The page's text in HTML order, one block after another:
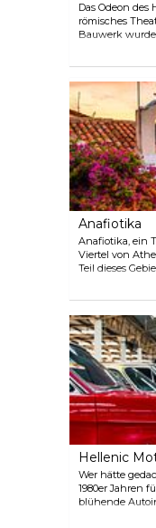
Das Odeon des
römisches
Bauwerk wurde
hundert Jahre
Vielzahl von
einfach als
Anafiotika
Anafiotika, ein
Viertel von
Teil dieses
Akropolis-
Beispiel für die
den Besuchern
im Herzen der
Hellenic
Wer hätte
1980er Jahren
blühende
Museum ist